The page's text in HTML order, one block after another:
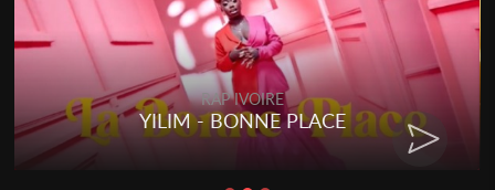
RAP IVOIRE
YILIM - BONNE PLACE